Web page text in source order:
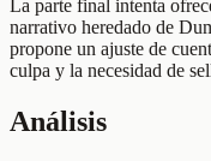
La parte final intenta
narrativo heredado de
propone un ajuste de
culpa y la necesidad de
Análisis